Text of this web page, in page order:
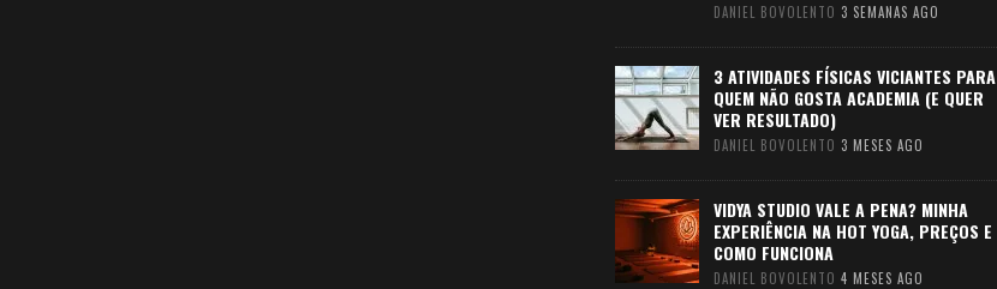
DANIEL BOVOLENTO 3 SEMANAS AGO
3 ATIVIDADES FÍSICAS VICIANTES PARA
QUEM NÃO GOSTA ACADEMIA (E QUER
VER RESULTADO)
DANIEL BOVOLENTO 3 MESES AGO
VIDYA STUDIO VALE A PENA? MINHA
EXPERIÊNCIA NA HOT YOGA, PREÇOS E
COMO FUNCIONA
DANIEL BOVOLENTO 4 MESES AGO